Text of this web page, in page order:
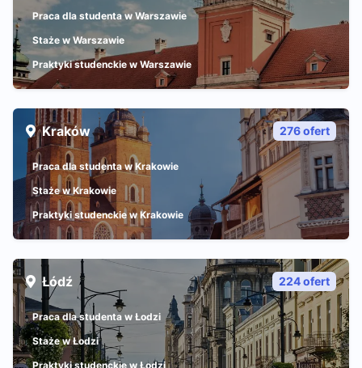
Praca dla studenta w Warszawie
Staże w Warszawie
Praktyki studenckie w Warszawie
Kraków 276 ofert
Praca dla studenta w Krakowie
Staże w Krakowie
Praktyki studenckie w Krakowie
Łódź 224 ofert
Praca dla studenta w Łodzi
Staże w Łodzi
Praktyki studenckie w Łodzi